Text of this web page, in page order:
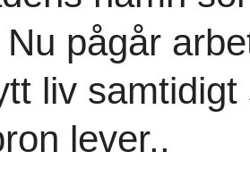
pågår
liv
lever..